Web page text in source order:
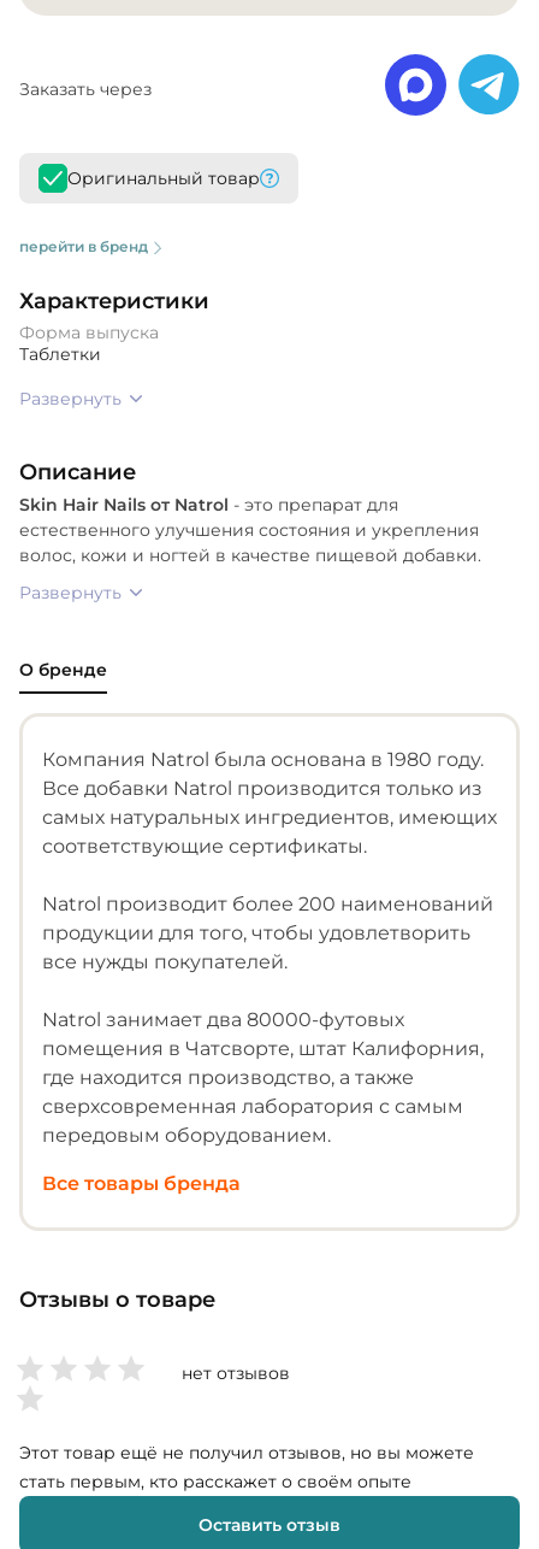
Заказать через
Оригинальный товар
перейти в бренд
Характеристики
Форма выпуска
Таблетки
Развернуть
Описание
Skin Hair Nails от Natrol - это препарат для
естественного улучшения состояния и укрепления
волос, кожи и ногтей в качестве пищевой добавки.
Развернуть
О бренде
Компания Natrol была основана в 1980 году.
Все добавки Natrol производится только из
самых натуральных ингредиентов, имеющих
соответствующие сертификаты.
Natrol производит более 200 наименований
продукции для того, чтобы удовлетворить
все нужды покупателей.
Natrol занимает два 80000-футовых
помещения в Чатсворте, штат Калифорния,
где находится производство, а также
сверхсовременная лаборатория с самым
передовым оборудованием.
Все товары бренда
Отзывы о товаре
нет отзывов
Этот товар ещё не получил отзывов, но вы можете
стать первым, кто расскажет о своём опыте
Оставить отзыв